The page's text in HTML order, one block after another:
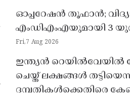
ഓപ്പറേഷൻ തൂഫാൻ;
എംഡിഎംഎയുമായി 3
Fri,7 Aug 2026
ഇന്ത്യൻ റെയിൽവേയിൽ
ചെയ്ത് ലക്ഷങ്ങൾ
ദമ്പതികൾക്കെതിരെ